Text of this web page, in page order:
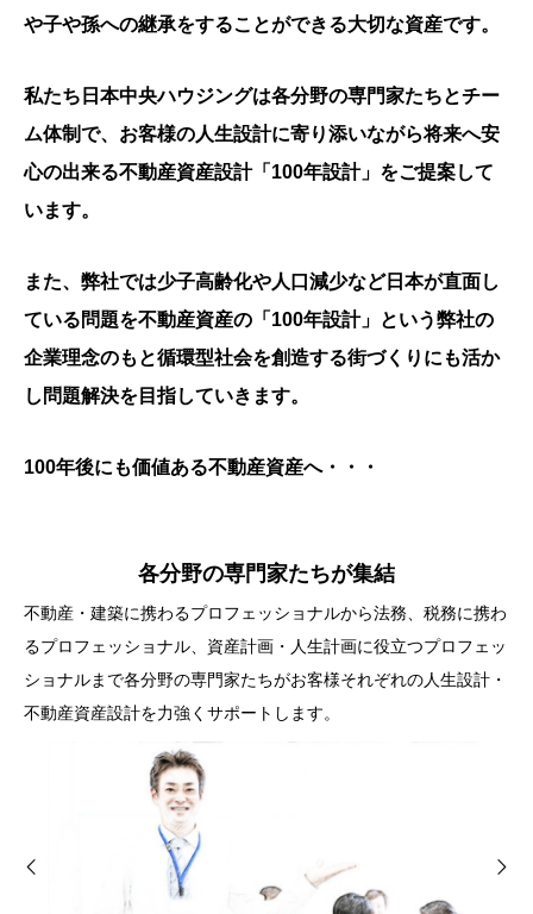
や子や孫への継承をすることができる大切な資産です。
私たち日本中央ハウジングは各分野の専門家たちとチー
ム体制で、 お客様の人生設計に寄り添いながら将来へ安
心の出来る不動産資産設計「100年設計」をご提案して
います。
また、弊社では少子高齢化や人口減少など日本が直面し
ている問題を不動産資産の「100年設計」という弊社の
企業理念のもと循環型社会を創造する街づくりにも活か
し問題解決を目指していきます。
100年後にも価値ある不動産資産へ・・・
各分野の専門家たちが集結
不動産・建築に携わるプロフェッショナルから法務、税務に携わ
るプロフェッショナル、資産計画・人生計画に役立つプロフェッ
ショナルまで各分野の専門家たちがお客様それぞれの人生設計・
不動産資産設計を力強くサポートします。